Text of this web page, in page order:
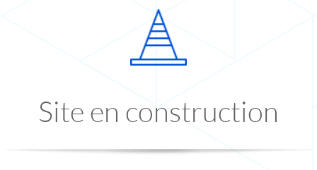
Site en construction